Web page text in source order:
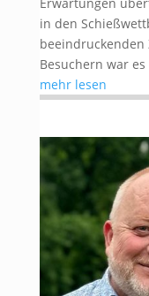
in den
Besuchern war
mehr lesen